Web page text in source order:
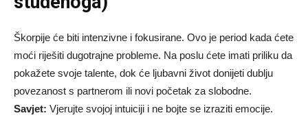
Škorpije će biti intenzivne i fokusirane. Ovo je period kada ćete
moći riješiti dugotrajne probleme. Na poslu ćete imati priliku da
pokažete svoje talente, dok će ljubavni život donijeti dublju
povezanost s partnerom ili novi početak za slobodne.
Savjet: Vjerujte svojoj intuiciji i ne bojte se izraziti emocije.